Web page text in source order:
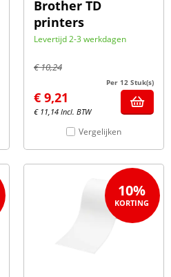
Brother TD
printers
Levertijd 2-3 werkdagen
€10,24
Per 12 Stuk(s)
€ 9,21
€ 11,14 Incl. BTW
Vergelijken
10%